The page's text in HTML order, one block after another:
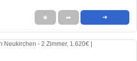
★ ➦ ➜